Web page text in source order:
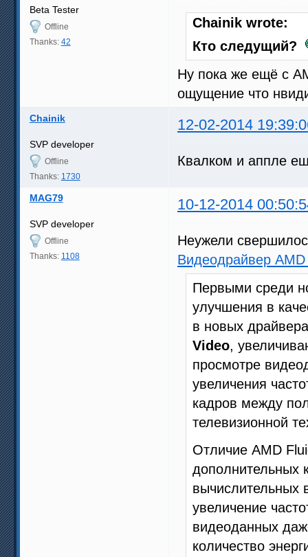
Beta Tester
Offline
Thanks: 42
Chainik wrote:
Кто следущий?
Ну пока же ещё с
ощущение что
Chainik 12-02-2014
SVP developer
Offline
Thanks: 1730
Квалком и аппле
MAG79 10-12-2014
SVP developer
Offline
Thanks: 1108
Неужели
Видеодрайвер
Первыми среди
улучшения в
в новых
Video,
просмотре
увеличения
кадров между
телевизионной
Отличие AMD
дополнительных
вычислительных
увеличение
видеоданных
количество